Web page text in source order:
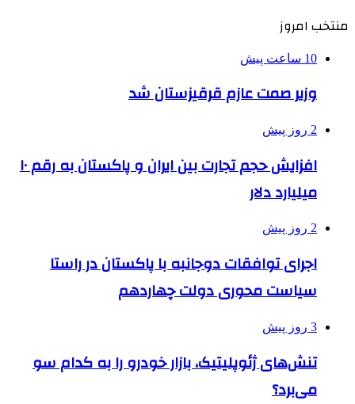
منتخب امروز
10 ساعت پیش
وزیر صمت عازم قرقیزستان شد
2 روز پیش
افزایش حجم تجارت بین ایران و پاکستان به رقم ۱۰
میلیارد دلار
2 روز پیش
اجرای توافقات دوجانبه با پاکستان در راستا
سیاست محوری دولت چهاردهم
3 روز پیش
تنش‌های ژئوپلیتیک، بازار خودرو را به کدام سو
می‌برد؟